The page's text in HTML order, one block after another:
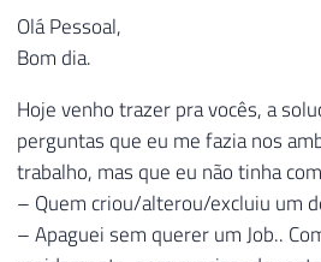
Olá Pessoal,
Bom dia.
Hoje venho trazer pra vocês, a
perguntas que eu me fazia nos
trabalho, mas que eu não tinha
– Quem criou/alterou/excluiu um
– Apaguei sem querer um Job..